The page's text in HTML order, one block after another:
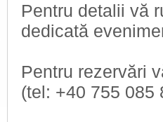
Pentru detalii vă
dedicată
Pentru rezervări
(tel: +40 755